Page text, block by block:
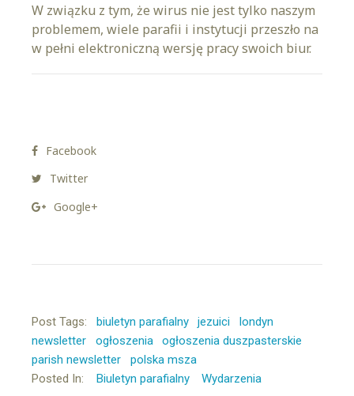
W związku z tym, że wirus nie jest tylko naszym
problemem, wiele parafii i instytucji przeszło na
w pełni elektroniczną wersję pracy swoich biur.
Facebook
Twitter
Google+
Post Tags: biuletyn parafialny jezuici
londyn
newsletter
ogłoszenia
ogłoszenia duszpasterskie
parish newsletter
polska msza
Posted In:
Biuletyn parafialny Wydarzenia